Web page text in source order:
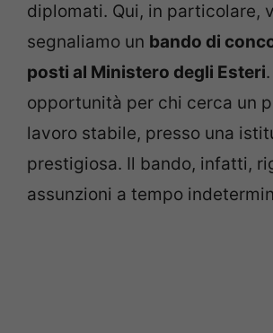
diplomati. Qui, in particolare,
segnaliamo un bando di
posti al Ministero degli Esteri
opportunità per chi cerca un
lavoro stabile, presso una
prestigiosa. Il bando, infatti,
assunzioni a tempo